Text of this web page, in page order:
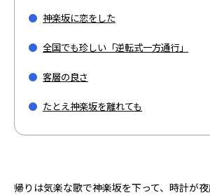
神楽坂に恋をした
全国でも珍しい「逆転式一方通行」
客層の良さ
たとえ神楽坂を離れても
帰りは気楽な歌で神楽坂を下って、時計が